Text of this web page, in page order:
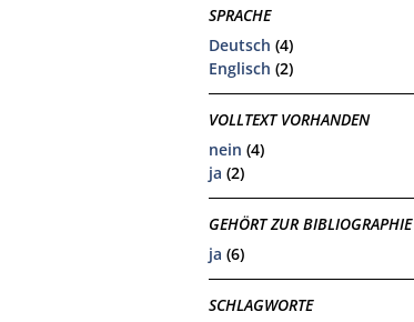
SPRACHE
Deutsch (4)
Englisch (2)
VOLLTEXT VORHANDEN
nein (4)
ja (2)
GEHÖRT ZUR BIBLIOGRAPHIE
ja (6)
SCHLAGWORTE